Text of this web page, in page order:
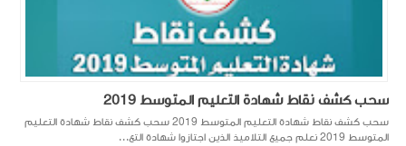
سحب كشف نقاط شهادة التعليم المتوسط 2019
سحب كشف نقاط شهادة التعليم المتوسط 2019 سحب كشف نقاط شهادة التعليم
المتوسط 2019 نعلم جميع التلاميذ الذين اجتازوا شهادة التع...